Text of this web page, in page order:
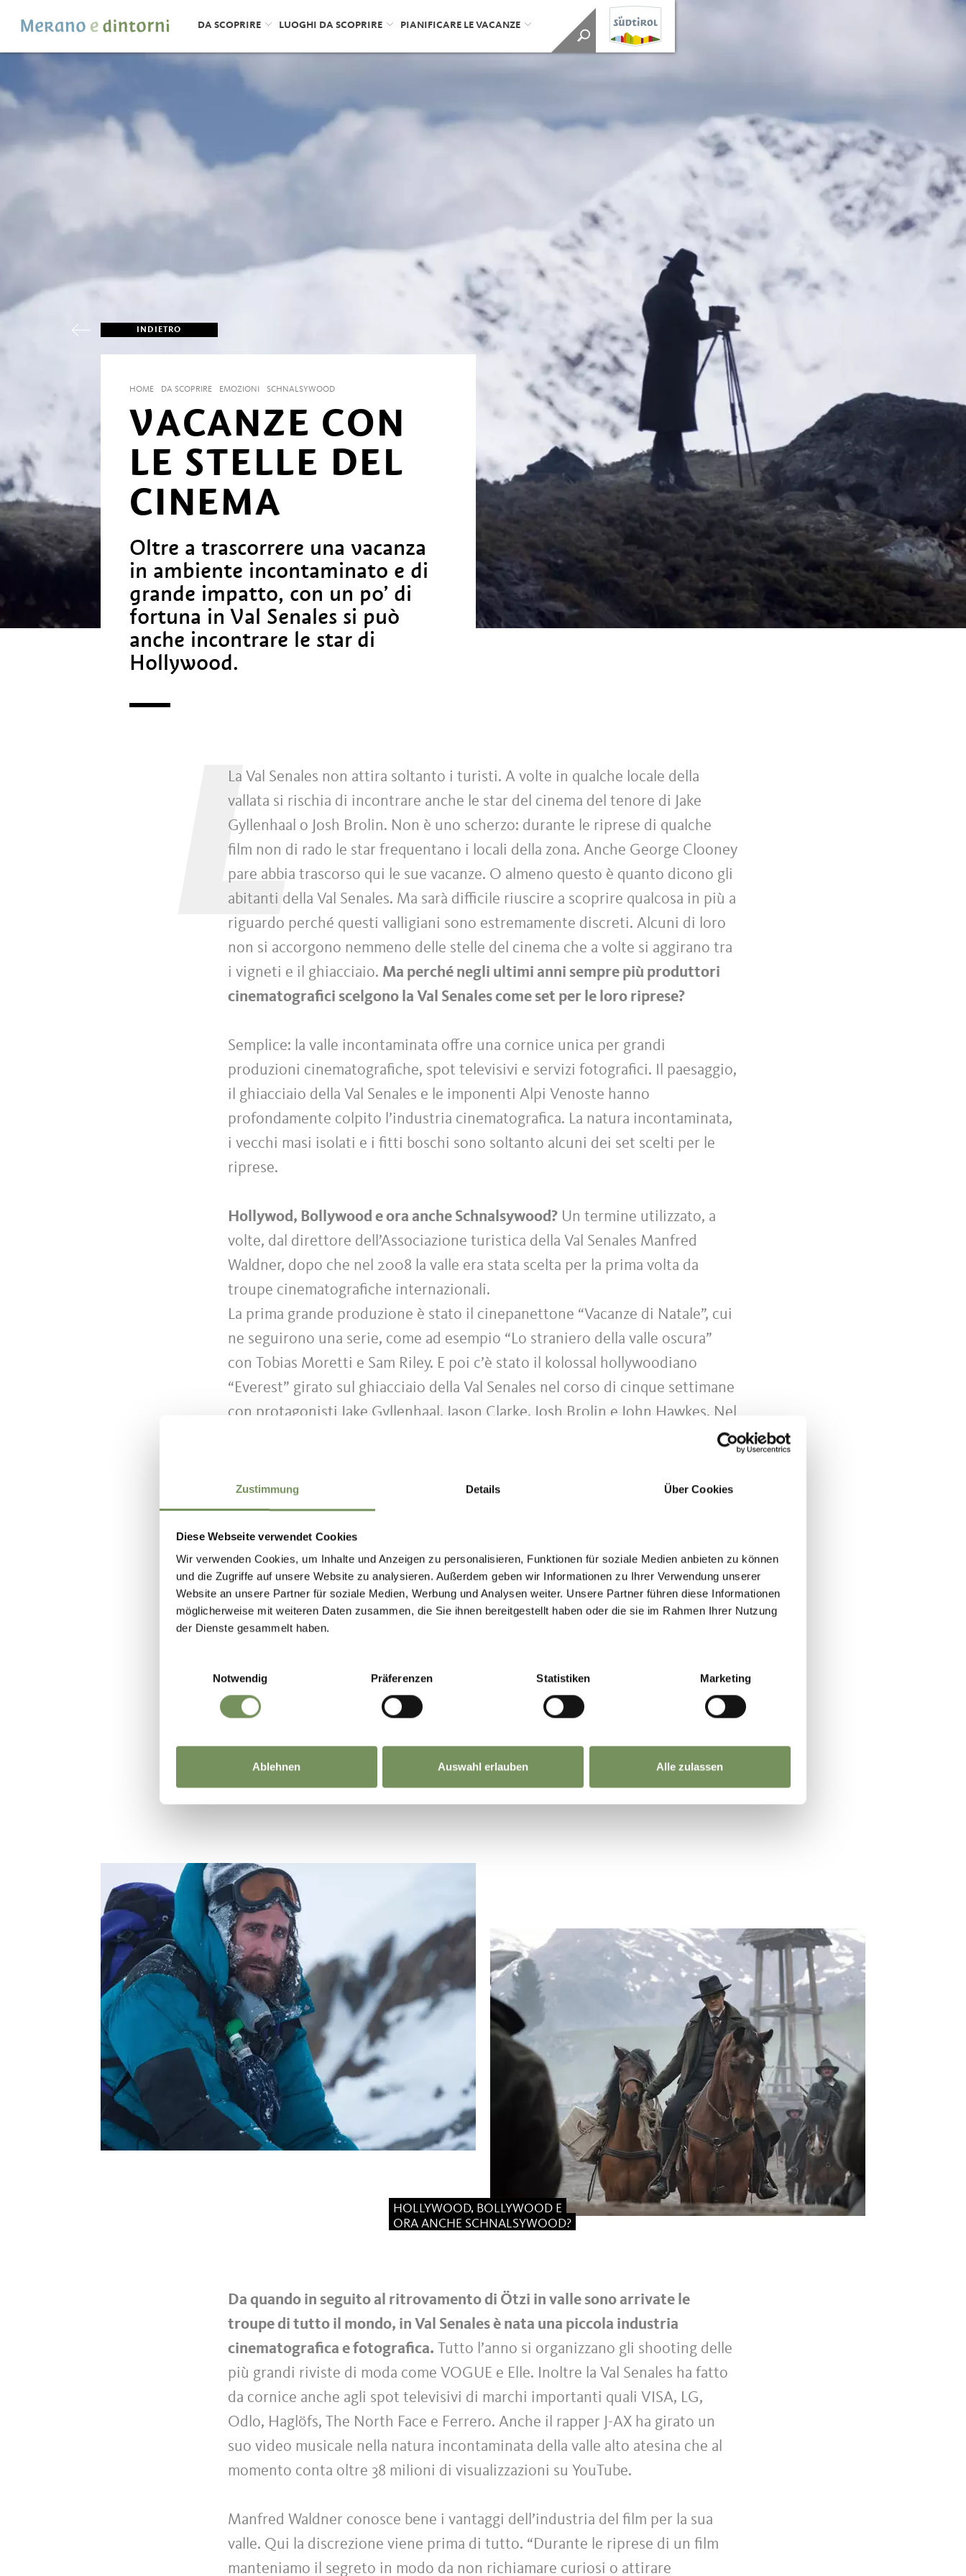
Zustimmung Details Über Cookies
Diese Webseite verwendet Cookies
Wir verwenden Cookies, um Inhalte und Anzeigen zu personalisieren, Funktionen für soziale Medien anbieten zu können
und die Zugriffe auf unsere Website zu analysieren. Außerdem geben wir Informationen zu Ihrer Verwendung unserer
Website an unsere Partner für soziale Medien, Werbung und Analysen weiter. Unsere Partner führen diese Informationen
möglicherweise mit weiteren Daten zusammen, die Sie ihnen bereitgestellt haben oder die sie im Rahmen Ihrer Nutzung
der Dienste gesammelt haben.
Notwendig
Präferenzen Statistiken Marketing
Ablehnen Auswahl erlauben Alle zulassen
DA SCOPRIRE LUOGHI DA SCOPRIRE PIANIFICARE LE VACANZE
INDIETRO
HOME DA SCOPRIRE EMOZIONI SCHNALSYWOOD
VACANZE CON
LE STELLE DEL
CINEMA
Oltre a trascorrere una vacanza
in ambiente incontaminato e di
grande impatto, con un po’ di
fortuna in Val Senales si può
anche incontrare le star di
Hollywood.
L
La Val Senales non attira soltanto i turisti. A volte in qualche locale della
vallata si rischia di incontrare anche le star del cinema del tenore di Jake
Gyllenhaal o Josh Brolin. Non è uno scherzo: durante le riprese di qualche
film non di rado le star frequentano i locali della zona. Anche George Clooney
pare abbia trascorso qui le sue vacanze. O almeno questo è quanto dicono gli
abitanti della Val Senales. Ma sarà difficile riuscire a scoprire qualcosa in più a
riguardo perché questi valligiani sono estremamente discreti. Alcuni di loro
non si accorgono nemmeno delle stelle del cinema che a volte si aggirano tra
i vigneti e il ghiacciaio. Ma perché negli ultimi anni sempre più produttori
cinematografici scelgono la Val Senales come set per le loro riprese?
Semplice: la valle incontaminata offre una cornice unica per grandi
produzioni cinematografiche, spot televisivi e servizi fotografici. Il paesaggio,
il ghiacciaio della Val Senales e le imponenti Alpi Venoste hanno
profondamente colpito l’industria cinematografica. La natura incontaminata,
i vecchi masi isolati e i fitti boschi sono soltanto alcuni dei set scelti per le
riprese.
Hollywod, Bollywood e ora anche Schnalsywood? Un termine utilizzato, a
volte, dal direttore dell’Associazione turistica della Val Senales Manfred
Waldner, dopo che nel 2008 la valle era stata scelta per la prima volta da
troupe cinematografiche internazionali.
La prima grande produzione è stato il cinepanettone “Vacanze di Natale”, cui
ne seguirono una serie, come ad esempio “Lo straniero della valle oscura”
con Tobias Moretti e Sam Riley. E poi c’è stato il kolossal hollywoodiano
“Everest” girato sul ghiacciaio della Val Senales nel corso di cinque settimane
con protagonisti Jake Gyllenhaal, Jason Clarke, Josh Brolin e John Hawkes. Nel
ultimi 10 anni” piazzandosi nella top ten dei migliori set acanto a “La grande
bellezza” di Paolo Sorrentino, “Il Trono di spade”, “Mission Impossible”, “The
Grand Budapest Hotel” e “Il ponte delle spie” di Steven Spielberg.
Altra pellicola girata in Val Senales è “Iceman - The legend of Ötzi” che in un
certo senso ha ripreso la location di vita originale, dato che fu proprio in Val
Senales nelle Alpi Venoste che nel 1991 due escursionisti rinvennero i resti
Con il ritrovamento della cosiddetta mummia del Similaun di 5.300 anni, la
HOLLYWOOD, BOLLYWOOD E
ORA ANCHE SCHNALSYWOOD?
Da quando in seguito al ritrovamento di Ötzi in valle sono arrivate le
troupe di tutto il mondo, in Val Senales è nata una piccola industria
cinematografica e fotografica. Tutto l’anno si organizzano gli shooting delle
più grandi riviste di moda come VOGUE e Elle. Inoltre la Val Senales ha fatto
da cornice anche agli spot televisivi di marchi importanti quali VISA, LG,
Odlo, Haglöfs, The North Face e Ferrero. Anche il rapper J-AX ha girato un
suo video musicale nella natura incontaminata della valle alto atesina che al
momento conta oltre 38 milioni di visualizzazioni su YouTube.
Manfred Waldner conosce bene i vantaggi dell’industria del film per la sua
valle. Qui la discrezione viene prima di tutto. “Durante le riprese di un film
manteniamo il segreto in modo da non richiamare curiosi o attirare